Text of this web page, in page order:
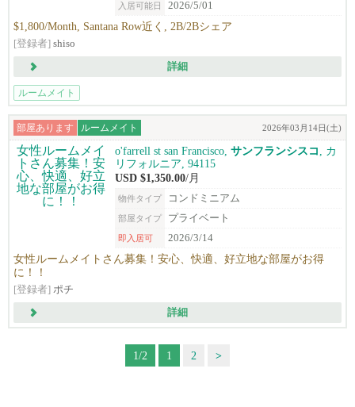
入居可能日 2026/5/01
$1,800/Month, Santana Row近く, 2B/2Bシェア
[登録者] shiso
詳細
ルームメイト
部屋あります ルームメイト 2026年03月14日(土)
o'farrell st san Francisco, サンフランシスコ
, カ
リフォルニア, 94115
USD $1,350.00/月
物件タイプ コンドミニアム
部屋タイプ プライベート
即入居可 2026/3/14
女性ルームメイトさん募集！安心、快適、好立地な部屋がお得
に！！
[登録者] ポチ
詳細
1/2 1 2 >